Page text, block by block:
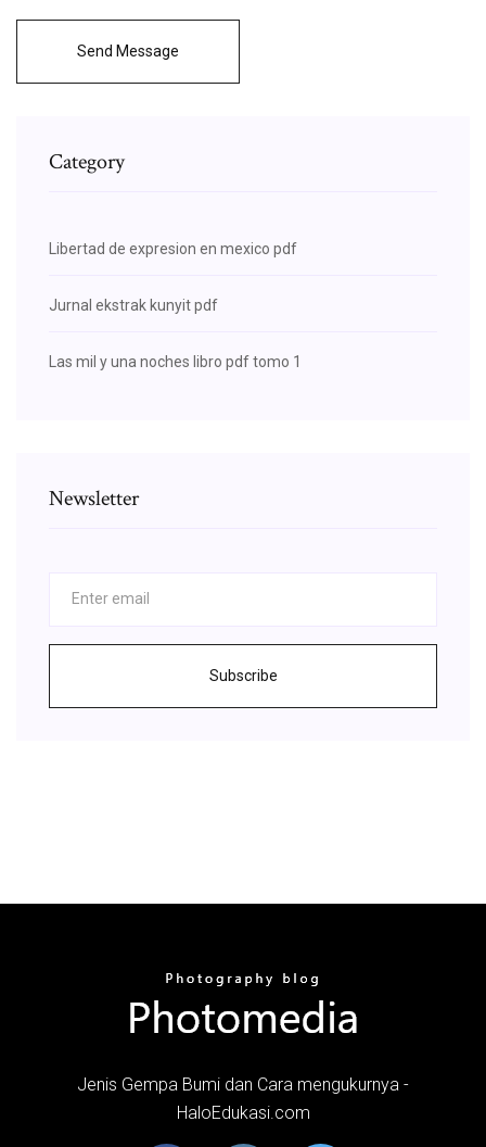
Send Message
Category
Libertad de expresion en mexico pdf
Jurnal ekstrak kunyit pdf
Las mil y una noches libro pdf tomo 1
Newsletter
Subscribe
Jenis Gempa Bumi dan Cara mengukurnya -
HaloEdukasi.com